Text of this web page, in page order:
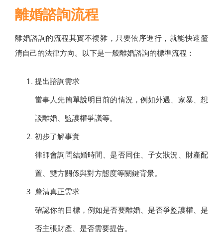
離婚諮詢流程
離婚諮詢的流程其實不複雜，只要依序進行，就能快速釐
清自己的法律方向。以下是一般離婚諮詢的標準流程：
提出諮詢需求
當事人先簡單說明目前的情況，例如外遇、家暴、想
談離婚、監護權爭議等。
初步了解事實
律師會詢問結婚時間、是否同住、子女狀況、財產配
置、雙方關係與對方態度等關鍵背景。
釐清真正需求
確認你的目標，例如是否要離婚、是否爭監護權、是
否主張財產、是否需要提告。